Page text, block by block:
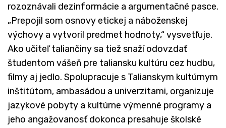
rozoznávali dezinformácie a argumentačné pasce.
„Prepojil som osnovy etickej a náboženskej
výchovy a vytvoril predmet hodnoty,“ vysvetľuje.
Ako učiteľ taliančiny sa tiež snaží odovzdať
študentom vášeň pre taliansku kultúru cez hudbu,
filmy aj jedlo. Spolupracuje s Talianskym kultúrnym
inštitútom, ambasádou a univerzitami, organizuje
jazykové pobyty a kultúrne výmenné programy a
jeho angažovanosť dokonca presahuje školské